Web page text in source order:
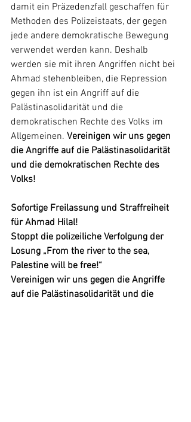
damit ein Präzedenzfall geschaffen für
Methoden des Polizeistaats, der gegen
jede andere demokratische Bewegung
verwendet werden kann. Deshalb
werden sie mit ihren Angriffen nicht bei
Ahmad stehenbleiben, die Repression
gegen ihn ist ein Angriff auf die
Palästinasolidarität und die
demokratischen Rechte des Volks im
Allgemeinen. Vereinigen wir uns gegen
die Angriffe auf die Palästinasolidarität
und die demokratischen Rechte des
Volks!
Sofortige Freilassung und Straffreiheit
für Ahmad Hilal!
Stoppt die polizeiliche Verfolgung der
Losung „From the river to the sea,
Palestine will be free!“
Vereinigen wir uns gegen die Angriffe
auf die Palästinasolidarität und die